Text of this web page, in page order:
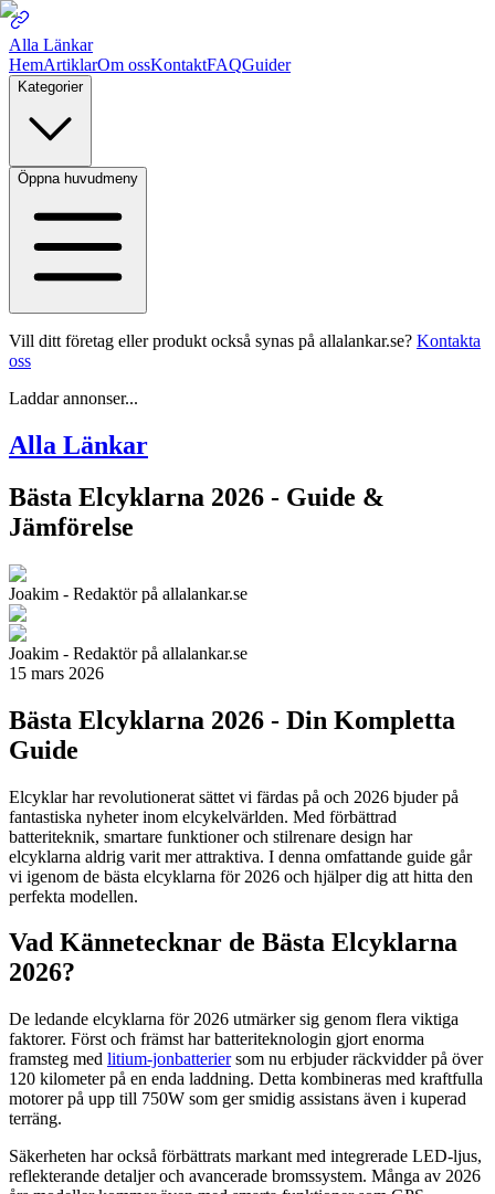
Alla Länkar
HemArtiklarOm ossKontaktFAQGuider
Kategorier
Öppna huvudmeny
Vill ditt företag eller produkt också synas på allalankar.se? Kontakta
oss
Laddar annonser...
Alla Länkar
Bästa Elcyklarna 2026 - Guide &
Jämförelse
Joakim - Redaktör på allalankar.se
Joakim - Redaktör på allalankar.se
15 mars 2026
Bästa Elcyklarna 2026 - Din Kompletta
Guide
Elcyklar har revolutionerat sättet vi färdas på och 2026 bjuder på
fantastiska nyheter inom elcykelvärlden. Med förbättrad
batteriteknik, smartare funktioner och stilrenare design har
elcyklarna aldrig varit mer attraktiva. I denna omfattande guide går
vi igenom de bästa elcyklarna för 2026 och hjälper dig att hitta den
perfekta modellen.
Vad Kännetecknar de Bästa Elcyklarna
2026?
De ledande elcyklarna för 2026 utmärker sig genom flera viktiga
faktorer. Först och främst har batteriteknologin gjort enorma
framsteg med litium-jonbatteriersom nu erbjuder räckvidder på över
120 kilometer på en enda laddning. Detta kombineras med kraftfulla
motorer på upp till 750W som ger smidig assistans även i kuperad
terräng.
Säkerheten har också förbättrats markant med integrerade LED-ljus,
reflekterande detaljer och avancerade bromssystem. Många av 2026